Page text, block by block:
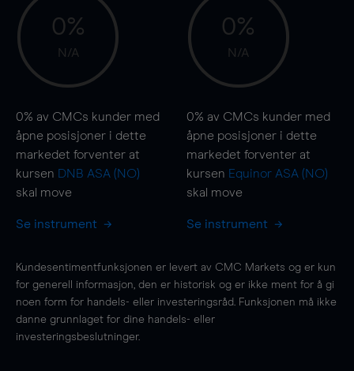
0%
N/A
0% av CMCs kunder med
åpne posisjoner i dette
markedet forventer at
kursen DNB ASA (NO)
skal move
Se instrument
0%
N/A
0% av CMCs kunder med
åpne posisjoner i dette
markedet forventer at
kursen Equinor ASA (NO)
skal move
Se instrument
Kundesentimentfunksjonen er levert av CMC Markets og er kun
for generell informasjon, den er historisk og er ikke ment for å gi
noen form for handels- eller investeringsråd. Funksjonen må ikke
danne grunnlaget for dine handels- eller
investeringsbeslutninger.